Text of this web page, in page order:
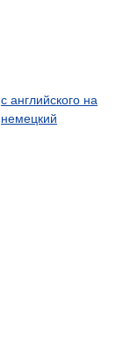
с английского на
немецкий